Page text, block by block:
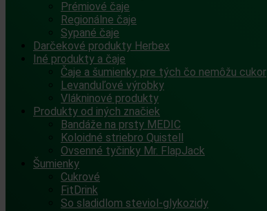
Prémiové čaje
Regionálne čaje
Sypané čaje
Darčekové produkty Herbex
Iné produkty a čaje
Čaje a šumienky pre tých čo nemôžu cukor
Levanduľové výrobky
Vlákninové produkty
Produkty od iných značiek
Bandáže na prsty MEDIC
Koloidné striebro Quistell
Ovsenné tyčinky Mr. FlapJack
Šumienky
Cukrové
FitDrink
So sladidlom steviol-glykozidy